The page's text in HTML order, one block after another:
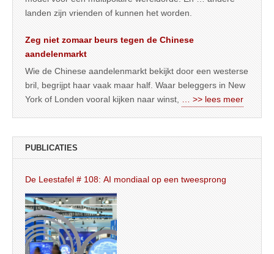
landen zijn vrienden of kunnen het worden.
Zeg niet zomaar beurs tegen de Chinese
aandelenmarkt
Wie de Chinese aandelenmarkt bekijkt door een westerse
bril, begrijpt haar vaak maar half. Waar beleggers in New
York of Londen vooral kijken naar winst, … >> lees meer
PUBLICATIES
De Leestafel # 108: AI mondiaal op een tweesprong